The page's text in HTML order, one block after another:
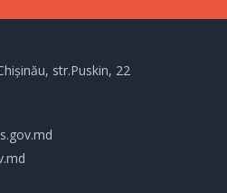
str.Puskin, 22